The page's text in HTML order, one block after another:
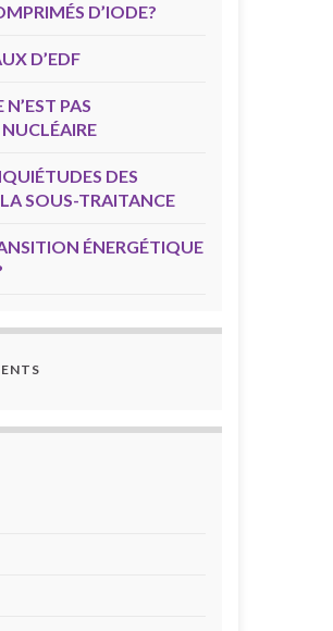
D’IODE?
D’EDF
PAS
DES
SOUS-TRAITANCE
ÉNERGÉTIQUE